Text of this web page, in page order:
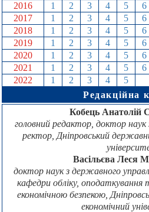
2016
1 2 3 4 5 6
2017
1 2 3 4 5 6
2018
1 2 3 4 5 6
2019
1 2 3 4 5 6
2020
1 2 3 4 5 6
2021
1 2 3 4 5 6
2022
1 2 3 4 5
Редакційна
Кобець Анатолій
головний редактор, доктор наук
ректор, Дніпровський
Васільєва Леся
доктор наук з державного
кафедри обліку, оподаткування
економічною безпекою,
економічний